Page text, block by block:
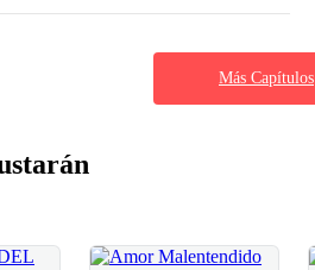
Más Capítulos